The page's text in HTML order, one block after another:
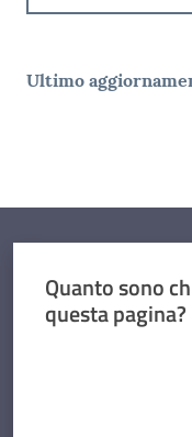
Ultimo
Quanto sono
questa pagina?